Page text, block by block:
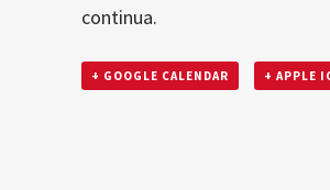
continua.
+ GOOGLE CALENDAR + APPLE